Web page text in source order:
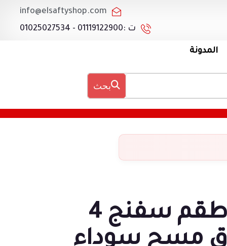
info@elsaftyshop.com
ت :01119122900 - 01025027534
المدونة
بحث
طقم سفنج 4
ق مسح سوداء